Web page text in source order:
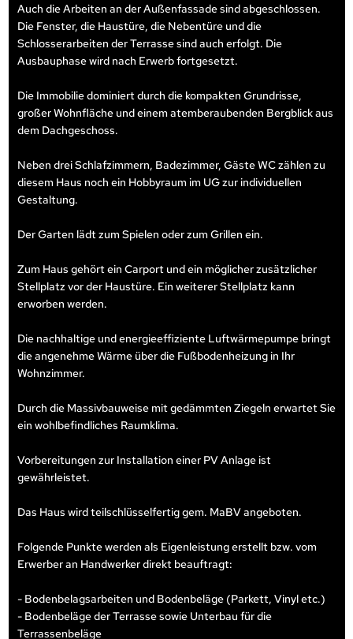
Auch die Arbeiten an der Außenfassade sind abgeschlossen.
Die Fenster, die Haustüre, die Nebentüre und die
Schlosserarbeiten der Terrasse sind auch erfolgt. Die
Ausbauphase wird nach Erwerb fortgesetzt.
Die Immobilie dominiert durch die kompakten Grundrisse,
großer Wohnfläche und einem atemberaubenden Bergblick aus
dem Dachgeschoss.
Neben drei Schlafzimmern, Badezimmer, Gäste WC zählen zu
diesem Haus noch ein Hobbyraum im UG zur individuellen
Gestaltung.
Der Garten lädt zum Spielen oder zum Grillen ein.
Zum Haus gehört ein Carport und ein möglicher zusätzlicher
Stellplatz vor der Haustüre. Ein weiterer Stellplatz kann
erworben werden.
Die nachhaltige und energieeffiziente Luftwärmepumpe bringt
die angenehme Wärme über die Fußbodenheizung in Ihr
Wohnzimmer.
Durch die Massivbauweise mit gedämmten Ziegeln erwartet Sie
ein wohlbefindliches Raumklima.
Vorbereitungen zur Installation einer PV Anlage ist
gewährleistet.
Das Haus wird teilschlüsselfertig gem. MaBV angeboten.
Folgende Punkte werden als Eigenleistung erstellt bzw. vom
Erwerber an Handwerker direkt beauftragt:
- Bodenbelagsarbeiten und Bodenbeläge (Parkett, Vinyl etc.)
- Bodenbeläge der Terrasse sowie Unterbau für die
Terrassenbeläge